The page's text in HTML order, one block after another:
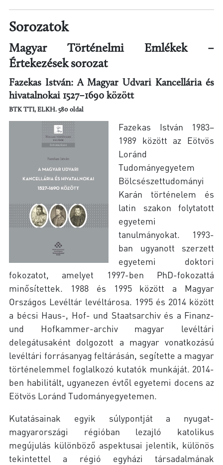
Sorozatok
Magyar Történelmi Emlékek –
Értekezések sorozat
Fazekas István: A Magyar Udvari Kancellária és
hivatalnokai 1527–1690 között
BTK TTI, ELKH. 580 oldal
Fazekas István 1983–
1989 között az Eötvös
Loránd
Tudományegyetem
Bölcsészettudományi
Karán történelem és
latin szakon folytatott
egyetemi
tanulmányokat. 1993-
ban ugyanott szerzett
egyetemi doktori
fokozatot, amelyet 1997-ben PhD-fokozattá
minősítettek. 1988 és 1995 között a Magyar
Országos Levéltár levéltárosa. 1995 és 2014 között
a bécsi Haus-, Hof- und Staatsarchiv és a Finanz-
und Hofkammer-archiv magyar levéltári
delegátusaként dolgozott a magyar vonatkozású
levéltári forrásanyag feltárásán, segítette a magyar
történelemmel foglalkozó kutatók munkáját. 2014-
ben habilitált, ugyanezen évtől egyetemi docens az
Eötvös Loránd Tudományegyetemen.
Kutatásainak egyik súlypontját a nyugat-
magyarországi régióban lezajló katolikus
megújulás különböző aspektusai jelentik, különös
tekintettel a régió egyházi társadalmának